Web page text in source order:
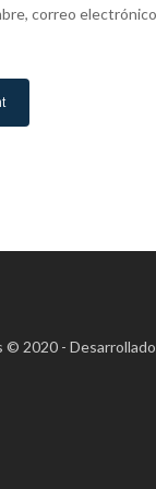
correo
2020 -